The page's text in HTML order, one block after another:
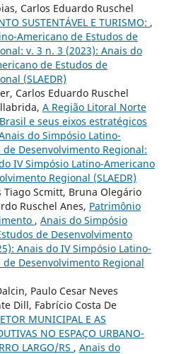
Carlos Eduardo Ruschel
SUSTENTÁVEL E TURISMO: ,
Americano de Estudos de
v. 3 n. 3 (2023): Anais do
de Estudos de
(SLAEDR)
Carlos Eduardo Ruschel
A Região Litoral Norte
e seus eixos estratégicos
do Simpósio Latino-
Desenvolvimento Regional:
IV Simpósio Latino-Americano
Regional (SLAEDR)
Tiago Scmitt, Bruna Olegário
Ruschel Anes, Patrimônio
, Anais do Simpósio
de Desenvolvimento
Anais do IV Simpósio Latino-
Desenvolvimento Regional
Paulo Cesar Neves
Dill, Fabrício Costa De
MUNICIPAL E AS
NO ESPAÇO URBANO-
LARGO/RS , Anais do